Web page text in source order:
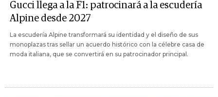
Gucci llega a la F1: patrocinará a la escudería
Alpine desde 2027
La escudería Alpine transformará su identidad y el diseño de sus
monoplazas tras sellar un acuerdo histórico con la célebre casa de
moda italiana, que se convertirá en su patrocinador principal.